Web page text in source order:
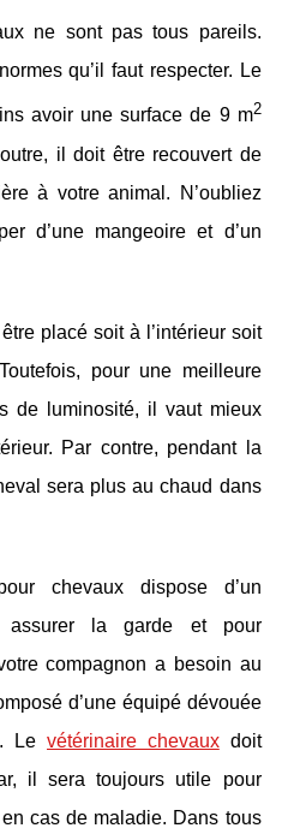
ne sont pas tous pareils.
qu’il faut respecter. Le
avoir une surface de 9 m2
il doit être recouvert de
à votre animal. N’oubliez
d’une mangeoire et d’un
placé soit à l’intérieur soit
pour une meilleure
de luminosité, il vaut mieux
Par contre, pendant la
sera plus au chaud dans
chevaux dispose d’un
assurer la garde et pour
compagnon a besoin au
d’une équipé dévouée
Le vétérinaire chevauxdoit
il sera toujours utile pour
cas de maladie. Dans tous